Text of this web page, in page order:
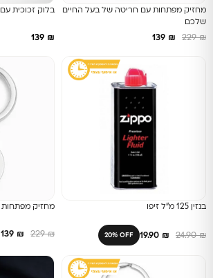
מחזיק מפתחות עם חריטה של בעל החיים
שלכם
₪
229
₪
בלוק זכוכית
₪
בנזין 125 מ״ל זיפו
₪
24.90
₪
20% OFF
מחזיק
₪
229
₪